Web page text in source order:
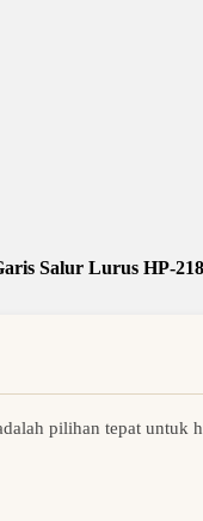
Salur Lurus HP-
pilihan tepat untuk